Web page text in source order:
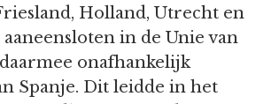
Holland, Utrecht en
in de Unie van
onafhankelijk
Spanje. Dit leidde in het